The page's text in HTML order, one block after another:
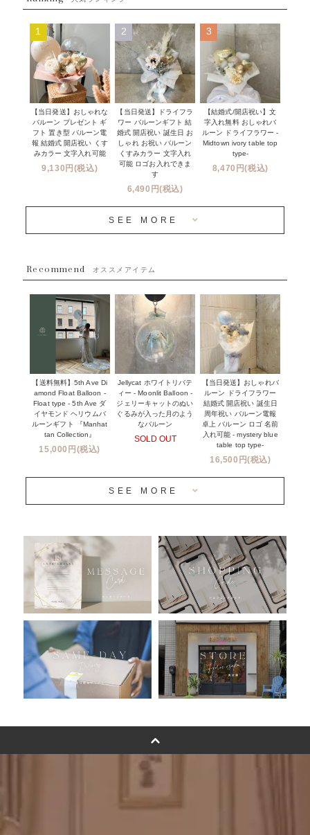
ムーンリットバルーン
コンフェッティバルーン
フリンジバルーン
デコレーションセット
プロップスバルーン
オプション
成人式・卒業式・入学式バルーンブーケ
開店・周年祝い
発表会・劇場
その他お祝い
クリスマス
新商品
~３０００円
~５５００円
１１０００円以上
NEW YORK MIND - ニューヨークスタイルバルーン
※コンフェッティバルーン -プリント内容-
Q&A
メッセージカード・電報について
オーダーメイドについて
セミオーダーについて
フリンジバルーンについて
コンフェッティバルーンについて
ハワイウェディングサービス
企業・法人様
ウェディングコンフェッティバルーン特集
実店舗について -大阪 堀江店・名古屋 星ヶ丘店・滋賀 配送
センター店・沖縄 嘉手納基地店-
プリントサービス
前撮り写真バルーン特集
姉妹店＆関連ショップについて
安心のチャビーバルーン
おすすめ商品
バルーン自動販売機
浮くバルーンオーダーメイド - coming soonn -
卓上バルーンオーダーメイド
ムーンリットバルーンについて
その他オーダーメイド
バルーンフラワーブーケについて
プリントフォント詳細＆使用例
1
【当日発送】おしゃれな
バルーン プレゼント ギ
フト 置き型 バルーン電
報 結婚式 開店祝い くす
みカラー 文字入れ可能
9,130円(税込)
2
【当日発送】ドライフラ
ワー バルーンギフト 結
婚式 開店祝い 誕生日 お
しゃれ お祝い バルーン
くすみカラー 文字入れ
可能 ロゴお入れできま
す
6,490円(税込)
3
【結婚式/開店祝い】文
字入れ無料 おしゃれバ
ルーン ドライフラワー -
Midtown ivory table top
type-
8,470円(税込)
SEE MORE
Recommend オススメアイテム
【送料無料】5th Ave Di
amond Float Balloon -
Float type - 5th Ave ダ
イヤモンド ヘリウムバ
ルーンギフト 『Manhat
tan Collection』
15,000円(税込)
Jellycat ホワイトリバテ
ィー - Moonlit Balloon -
ジェリーキャットのぬい
ぐるみが入った月のよう
なバルーン
SOLD OUT
【当日発送】おしゃれバ
ルーン ドライフラワー
結婚式 開店祝い 誕生日
周年祝い バルーン電報
卓上 バルーン ロゴ 名前
入れ可能 - mystery blue
table top type-
16,500円(税込)
SEE MORE